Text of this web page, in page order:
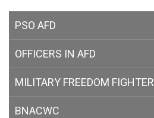
PSO AFD
OFFICERS IN AFD
MILITARY FREEDOM FIGHTER
BNACWC